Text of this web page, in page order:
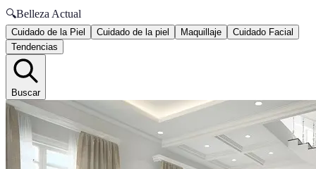
🔍Belleza Actual
Cuidado de la Piel Cuidado de la piel Maquillaje
Cuidado Facial
Tendencias
Buscar